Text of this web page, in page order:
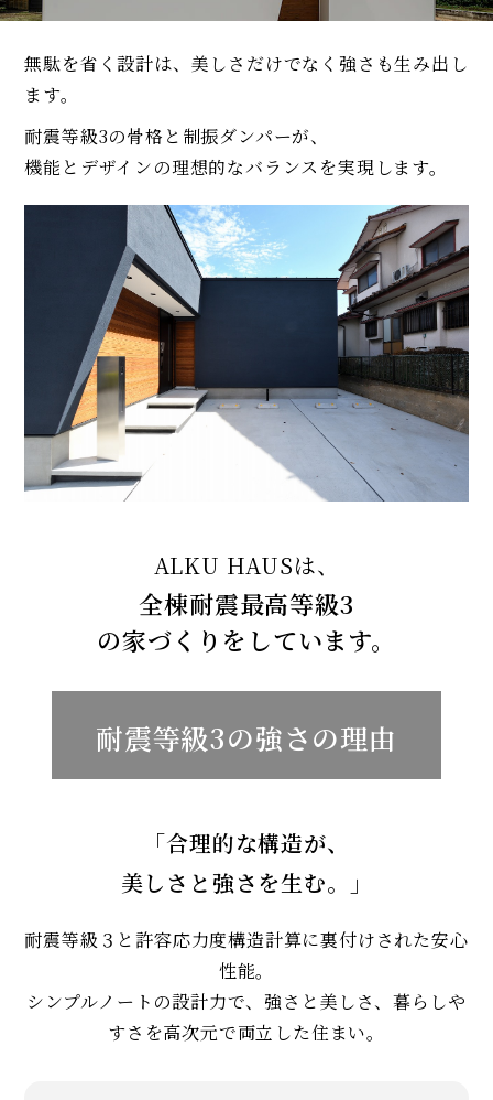
無駄を省く設計は、美しさだけでなく強さも生み出し
ます。
耐震等級3の骨格と制振ダンパーが、
機能とデザインの理想的なバランスを実現します。
ALKU HAUSは、
全棟耐震最高等級3
の家づくりをしています。
耐震等級3の強さの理由
「合理的な構造が、
美しさと強さを生む。」
耐震等級３と許容応力度構造計算に裏付けされた安心
性能。
シンプルノートの設計力で、強さと美しさ、暮らしや
すさを高次元で両立した住まい。